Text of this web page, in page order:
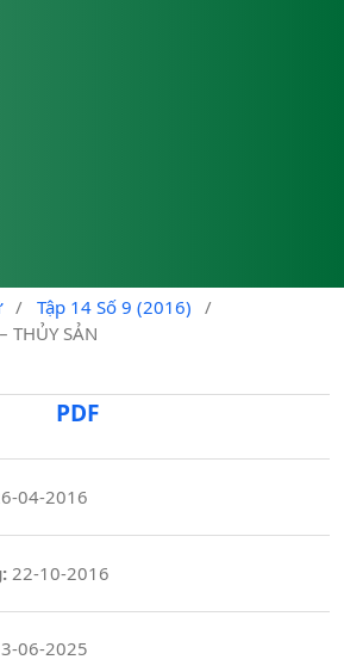
/ Tập 14 Số 9 (2016)
/
THỦY SẢN
PDF
04-2016
22-10-2016
06-2025